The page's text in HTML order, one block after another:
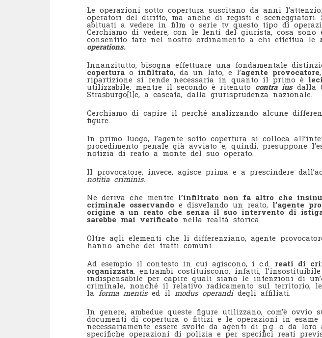
Le operazioni sotto copertura suscitano da anni
operatori del diritto, ma anche di registi e sceneggiatori.
abituati a vedere in film o serie tv questo tipo di
Cerchiamo di vedere, con le lenti del giurista, cosa sono
consentito fare nel nostro ordinamento a chi effettua le
operations.
Innanzitutto, bisogna effettuare una fondamentale
copertura o infiltrato, da un lato, e l’agente provocatore
ripartizione si rende necessaria in quanto il primo è
utilizzabile, mentre il secondo è ritenuto contra iusdalla
Strasburgo[1]e, a cascata, dalla giurisprudenza nazionale.
Cerchiamo di capire il perché analizzando alcune
figure.
In primo luogo, l’agente sotto copertura si colloca
procedimento penale già avviato e, quindi, presuppone
notizia di reato a monte del suo operato.
Il provocatore, invece, agisce prima e a prescindere
notitia criminis.
Ne deriva che mentre l’infiltrato non fa altro che
criminale osservando e disvelando un reato, l’agente
origine a un reato che senza il suo intervento di
sarebbe mai verificato nella realtà storica.
Oltre agli elementi che li differenziano, agente
hanno anche dei tratti comuni.
Ad esempio il contesto in cui agiscono, i c.d. reati di
organizzata: entrambi costituiscono, infatti,
indispensabile per capire quali siano le intenzioni di
criminale, nonché il relativo radicamento sul territorio,
la forma mentised il modus operandi degli affiliati.
In genere, ambedue queste figure utilizzano, com’è ovvio
documenti di copertura o fittizi e le operazioni in esame
necessariamente essere svolte da agenti di p.g. o da
specifiche operazioni di polizia e per specifici reati